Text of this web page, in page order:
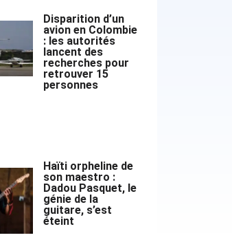
Disparition d’un
avion en Colombie
: les autorités
lancent des
recherches pour
retrouver 15
personnes
Haïti orpheline de
son maestro :
Dadou Pasquet, le
génie de la
guitare, s’est
éteint